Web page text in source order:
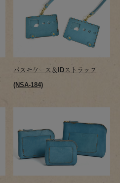
パスモケース＆IDストラップ
(NSA-184)